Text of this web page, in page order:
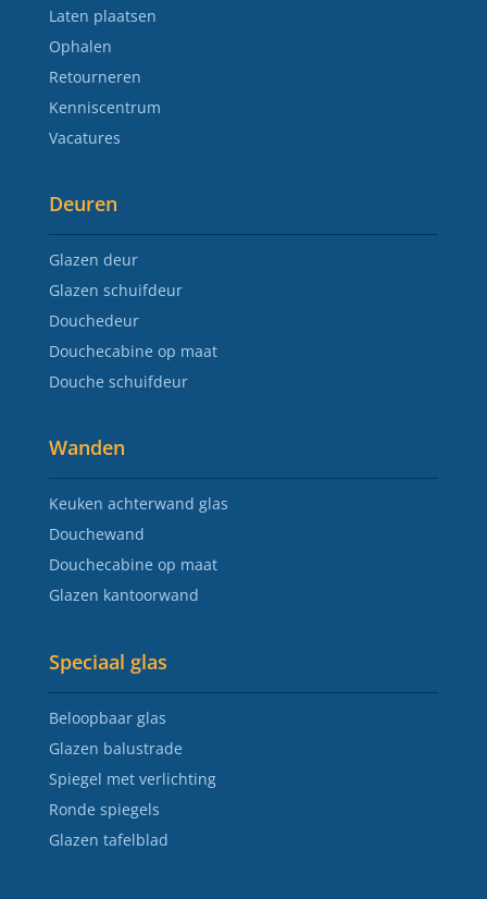
Laten plaatsen
Ophalen
Retourneren
Kenniscentrum
Vacatures
Deuren
Glazen deur
Glazen schuifdeur
Douchedeur
Douchecabine op maat
Douche schuifdeur
Wanden
Keuken achterwand glas
Douchewand
Douchecabine op maat
Glazen kantoorwand
Speciaal glas
Beloopbaar glas
Glazen balustrade
Spiegel met verlichting
Ronde spiegels
Glazen tafelblad